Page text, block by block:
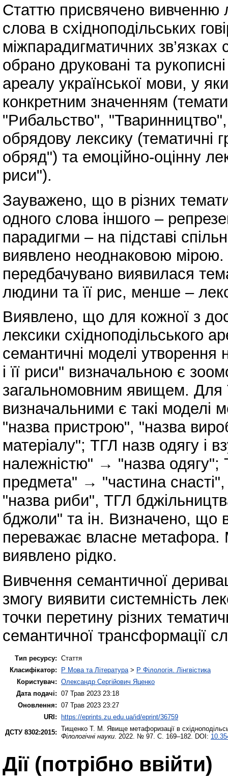
Статтю присвячено вивченню
слова в східноподільських
міжпарадигматичних
обрано друковані та
ареалу української мови, у
конкретним значенням
"Рибальство",
обрядову лексику (тематичні
обряд") та емоційно-оцінну
риси").
Зауважено, що в різних
одного слова іншого –
парадигми – на підставі
виявлено неоднаковою
передбачувано виявилася
людини та її рис, менше –
Виявлено, що для кожної з
лексики східноподільського
семантичні моделі
і її риси" визначальною є
загальномовним явищем. Для
визначальними є такі моделі
"назва пристрою", "назва
матеріалу"; ТГЛ назв одягу і
належністю" → "назва одягу";
предмета" → "частина
"назва риби", ТГЛ
бджоли" та ін. Визначено, що в
переважає власне метафора.
виявлено рідко.
Вивчення семантичної
змогу виявити системність
точки перетину різних
семантичної трансформації
Тип ресурсу: Стаття
Класифікатор:
P Мова та Література> P Філологія. Лінгвістика
Користувач: Олександр Сергійович Яценко
Дата подачі: 07 Трав 2023 23:18
Оновлення: 07 Трав 2023 23:27
URI:
https://eprints.zu.edu.ua/id/eprint/36759
ДСТУ 8302:2015: Тищенко Т. М. Явище метафоризації в
Філологічні науки. 2022. № 97. С. 169–182. DOI:
Дії ​​(потрібно ввійти)